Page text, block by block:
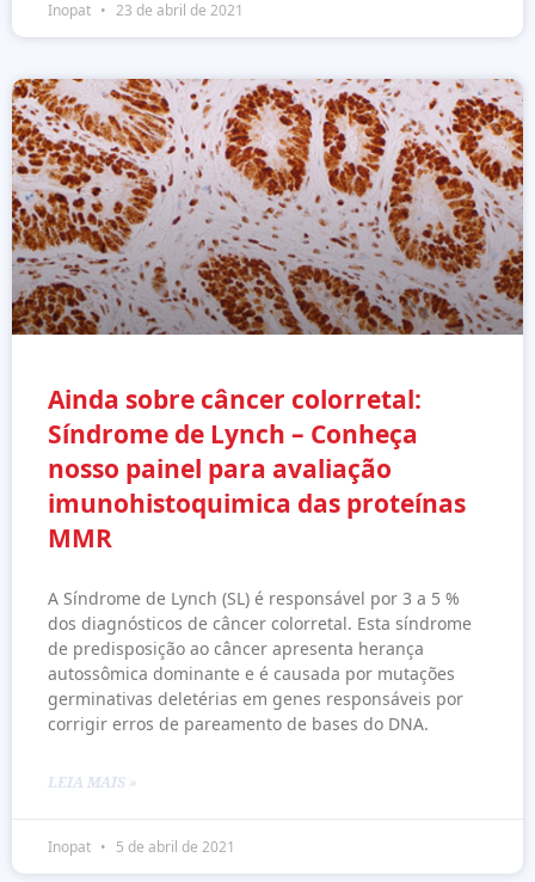
Inopat 23 de abril de 2021
Ainda sobre câncer colorretal:
Síndrome de Lynch – Conheça
nosso painel para avaliação
imunohistoquimica das proteínas
MMR
A Síndrome de Lynch (SL) é responsável por 3 a 5 %
dos diagnósticos de câncer colorretal. Esta síndrome
de predisposição ao câncer apresenta herança
autossômica dominante e é causada por mutações
germinativas deletérias em genes responsáveis por
corrigir erros de pareamento de bases do DNA.
LEIA MAIS »
Inopat 5 de abril de 2021